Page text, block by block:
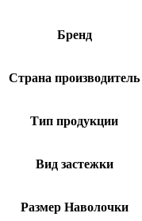
Бренд
Страна производитель
Тип продукции
Вид застежки
Размер Наволочки